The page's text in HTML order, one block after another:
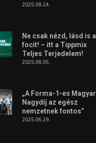
2025.08.14.
Ne csak nézd, lásd is a
focit! – itt a Tippmix
Teljes Terjedelem!
2025.08.05.
„A Forma-1-es Magyar
Nagydíj az egész
nemzetnek fontos”
2025.06.19.